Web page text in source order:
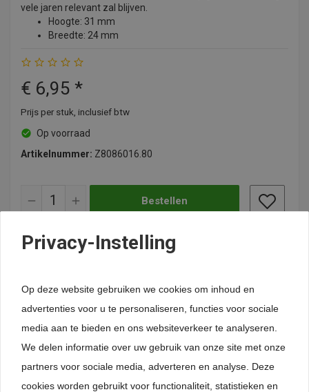
vele jaren relevant zal blijven.
Hoogte: 31 mm
Breedte: 24 mm
Dikte: 10 mm
€ 6,95 *
Prijs per stuk, inclusief btw
Op voorraad
Artikelnummer: Z8086016.80
remove add Bestellen
24-uurs levering (uitgezonderd maatwerk)
Lage verzendkosten
Specificaties
Beoordelingen
Privacy-Instelling
Op deze website gebruiken we cookies om inhoud en
advertenties voor u te personaliseren, functies voor sociale
media aan te bieden en ons websiteverkeer te analyseren.
We delen informatie over uw gebruik van onze site met onze
partners voor sociale media, adverteren en analyse. Deze
cookies worden gebruikt voor functionaliteit, statistieken en